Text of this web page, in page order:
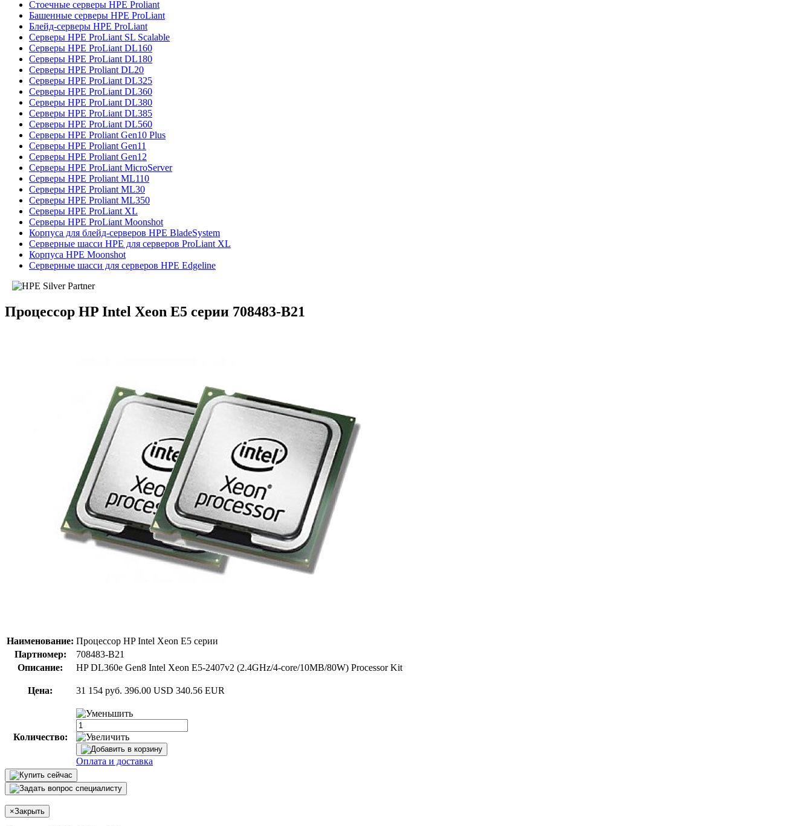
Стоечные серверы HPE Proliant
Башенные серверы HPE ProLiant
Блейд-серверы HPE ProLiant
Серверы HPE ProLiant SL Scalable
Серверы HPE ProLiant DL160
Серверы HPE ProLiant DL180
Серверы HPE Proliant DL20
Серверы HPE ProLiant DL325
Серверы HPE ProLiant DL360
Серверы HPE ProLiant DL380
Серверы HPE ProLiant DL385
Серверы HPE ProLiant DL560
Серверы HPE Proliant Gen10 Plus
Серверы HPE Proliant Gen11
Серверы HPE Proliant Gen12
Серверы HPE ProLiant MicroServer
Серверы HPE Proliant ML110
Серверы HPE Proliant ML30
Серверы HPE Proliant ML350
Серверы HPE ProLiant XL
Серверы HPE ProLiant Moonshot
Корпуса для блейд-серверов HPE BladeSystem
Серверные шасси HPE для серверов ProLiant XL
Корпуса HPE Moonshot
Серверные шасси для серверов HPE Edgeline
Процессор HP Intel Xeon E5 серии 708483-B21
Наименование: Процессор HP Intel Xeon E5 серии
Партномер:
708483-B21
Описание:
HP DL360e Gen8 Intel Xeon E5-2407v2 (2.4GHz/4-core/10MB/80W) Processor Kit
Цена: 31 154 руб. 396.00 USD 340.56 EUR
Количество:
Оплата и доставка
×Закрыть